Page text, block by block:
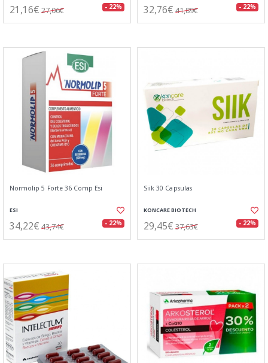
21,16€ 27,06€ - 22% 32,76€ 41,89€ - 22%
Normolip 5 Forte 36 Comp Esi
ESI
34,22€ 43,74€ - 22%
Siik 30 Capsulas
KONCARE BIOTECH
29,45€ 37,63€ - 22%